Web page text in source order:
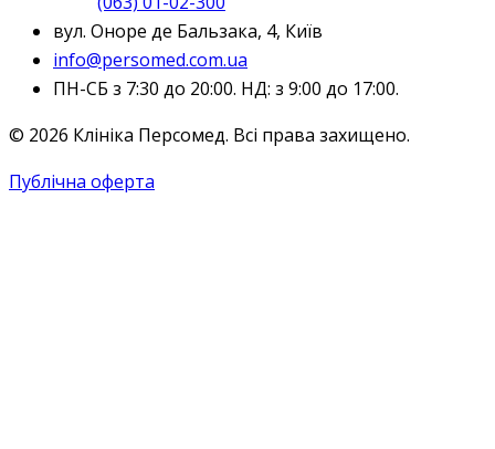
вул. Оноре де Бальзака, 4, Київ
info@persomed.com.ua
ПН-СБ з 7:30 до 20:00. НД: з 9:00 до 17:00.
© 2026 Клініка Персомед. Всі права захищено.
Публічна оферта